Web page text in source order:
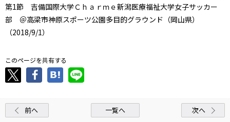
第1節 吉備国際大学Ｃｈａｒｍｅ新潟医療福祉大学女子サッカー
部 ＠高梁市神原スポーツ公園多目的グラウンド（岡山県）
（2018/9/1）
このページを共有する
前へ 一覧へ 次へ